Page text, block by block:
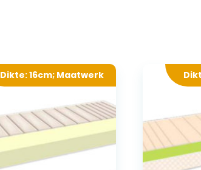
Dikte: 16cm; Maatwerk